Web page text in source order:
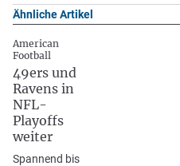
Ähnliche Artikel
American
Football
49ers und
Ravens in
NFL-
Playoffs
weiter
Spannend bis